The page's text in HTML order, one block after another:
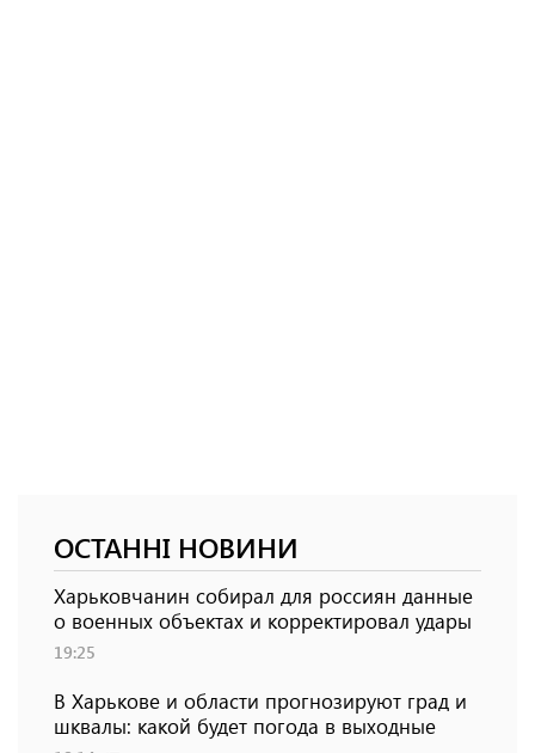
ОСТАННІ НОВИНИ
Харьковчанин собирал для россиян данные
о военных объектах и ​​корректировал удары
19:25
В Харькове и области прогнозируют град и
шквалы: какой будет погода в выходные